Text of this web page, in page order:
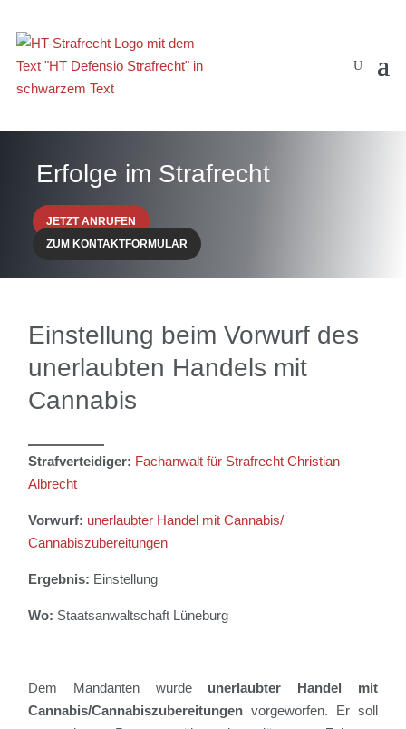
Erfolge im Strafrecht
JETZT ANRUFEN
ZUM KONTAKTFORMULAR
Einstellung beim Vorwurf des
unerlaubten Handels mit
Cannabis
Strafverteidiger: Fachanwalt für StrafrechtChristian
Albrecht
Vorwurf: unerlaubter Handel mit Cannabis/
Cannabiszubereitungen
Ergebnis: Einstellung
Wo: Staatsanwaltschaft Lüneburg
Dem Mandanten wurde unerlaubter Handel mit
Cannabis/Cannabiszubereitungen vorgeworfen.
Er soll